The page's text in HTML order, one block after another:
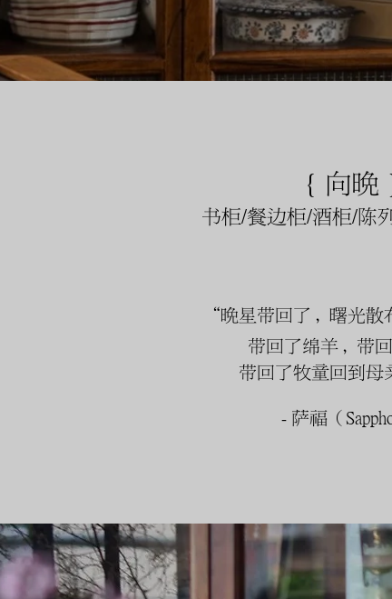
{ 向晚
书柜/餐边柜/酒柜/陈
“晩星带回了，曙光散
带回了绵羊，带
带回了牧童回到母
- 萨福（Sappho